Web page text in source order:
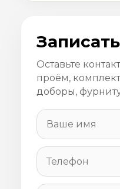
Оставьте
проём,
доборы,